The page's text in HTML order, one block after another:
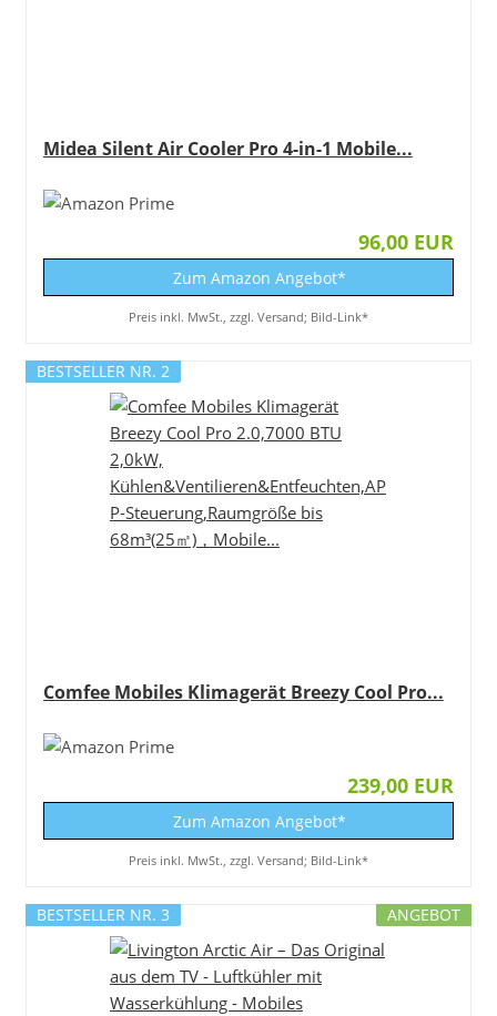
Midea Silent Air Cooler Pro 4-in-1 Mobile...
96,00 EUR
Zum Amazon Angebot*
Preis inkl. MwSt., zzgl. Versand; Bild-Link*
BESTSELLER NR. 2
Comfee Mobiles Klimagerät Breezy Cool Pro...
239,00 EUR
Zum Amazon Angebot*
Preis inkl. MwSt., zzgl. Versand; Bild-Link*
ANGEBOT
BESTSELLER NR. 3